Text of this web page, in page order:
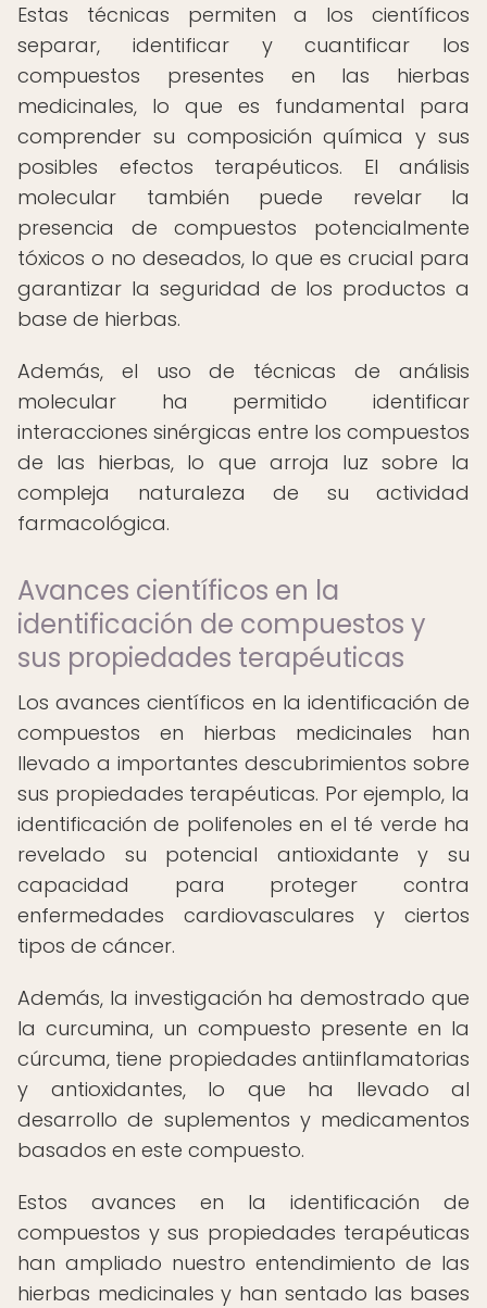
Estas técnicas permiten a los científicos
separar, identificar y cuantificar los
compuestos presentes en las hierbas
medicinales, lo que es fundamental para
comprender su composición química y sus
posibles efectos terapéuticos. El análisis
molecular también puede revelar la
presencia de compuestos potencialmente
tóxicos o no deseados, lo que es crucial para
garantizar la seguridad de los productos a
base de hierbas.
Además, el uso de técnicas de análisis
molecular ha permitido identificar
interacciones sinérgicas entre los compuestos
de las hierbas, lo que arroja luz sobre la
compleja naturaleza de su actividad
farmacológica.
Avances científicos en la
identificación de compuestos y
sus propiedades terapéuticas
Los avances científicos en la identificación de
compuestos en hierbas medicinales han
llevado a importantes descubrimientos sobre
sus propiedades terapéuticas. Por ejemplo, la
identificación de polifenoles en el té verde ha
revelado su potencial antioxidante y su
capacidad para proteger contra
enfermedades cardiovasculares y ciertos
tipos de cáncer.
Además, la investigación ha demostrado que
la curcumina, un compuesto presente en la
cúrcuma, tiene propiedades antiinflamatorias
y antioxidantes, lo que ha llevado al
desarrollo de suplementos y medicamentos
basados en este compuesto.
Estos avances en la identificación de
compuestos y sus propiedades terapéuticas
han ampliado nuestro entendimiento de las
hierbas medicinales y han sentado las bases